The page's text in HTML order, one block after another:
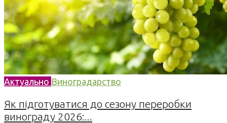
Актуально Виноградарство
Як підготуватися до сезону переробки
винограду 2026:...